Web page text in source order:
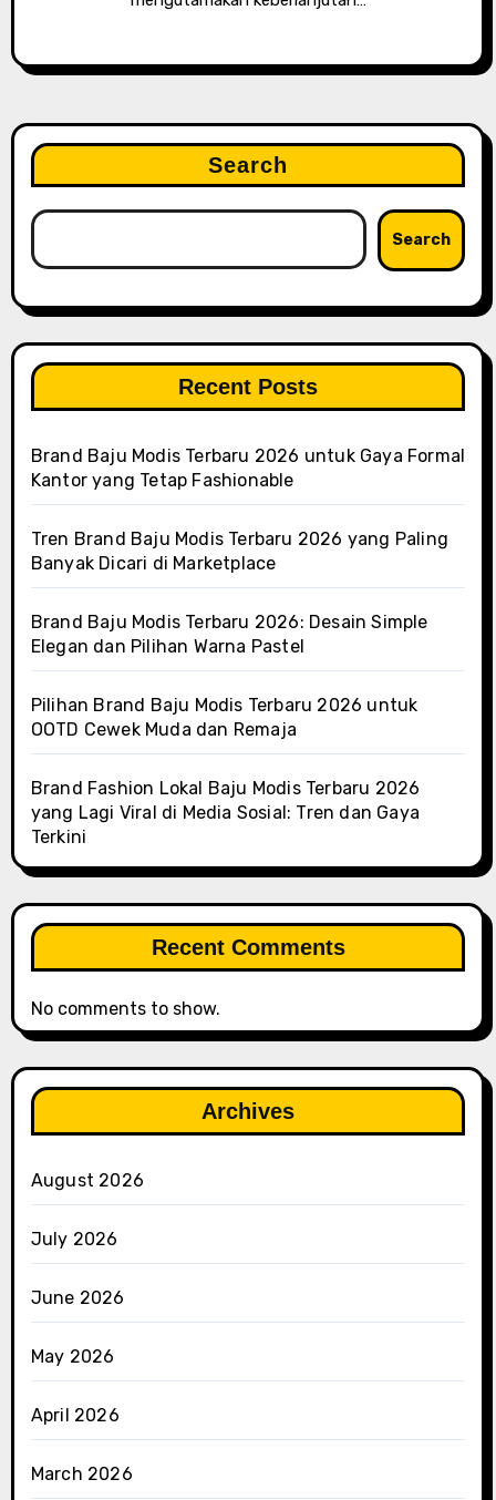
Search
Search
Recent Posts
Brand Baju Modis Terbaru 2026 untuk Gaya Formal
Kantor yang Tetap Fashionable
Tren Brand Baju Modis Terbaru 2026 yang Paling
Banyak Dicari di Marketplace
Brand Baju Modis Terbaru 2026: Desain Simple
Elegan dan Pilihan Warna Pastel
Pilihan Brand Baju Modis Terbaru 2026 untuk
OOTD Cewek Muda dan Remaja
Brand Fashion Lokal Baju Modis Terbaru 2026
yang Lagi Viral di Media Sosial: Tren dan Gaya
Terkini
Recent Comments
No comments to show.
Archives
August 2026
July 2026
June 2026
May 2026
April 2026
March 2026